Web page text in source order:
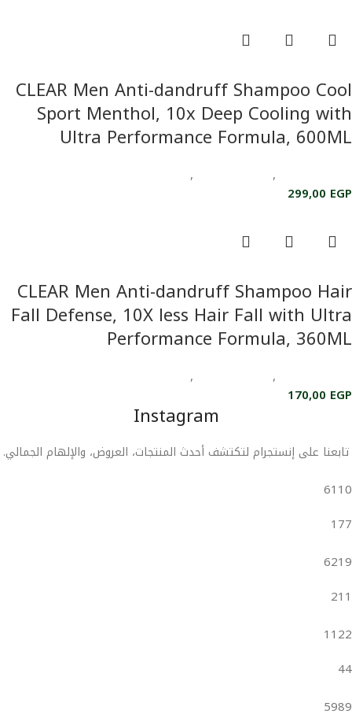
CLEAR Men Anti-dandruff Shampoo Cool
Sport Menthol, 10x Deep Cooling with
Ultra Performance Formula, 600ML
,
,
299,00 EGP
CLEAR Men Anti-dandruff Shampoo Hair
Fall Defense, 10X less Hair Fall with Ultra
Performance Formula, 360ML
,
,
170,00 EGP
Instagram
تابعنا على إنستجرام لتكتشف أحدث المنتجات، العروض، والإلهام الجمالي.
6110
177
6219
211
1122
44
5989